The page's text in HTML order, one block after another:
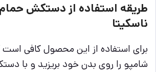
ناسکیتا
برای استفاده از این محصول کافی
شامپو را روی بدن خود بریزید و با